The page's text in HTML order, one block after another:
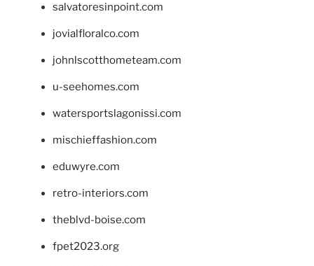
salvatoresinpoint.com
jovialfloralco.com
johnlscotthometeam.com
u-seehomes.com
watersportslagonissi.com
mischieffashion.com
eduwyre.com
retro-interiors.com
theblvd-boise.com
fpet2023.org